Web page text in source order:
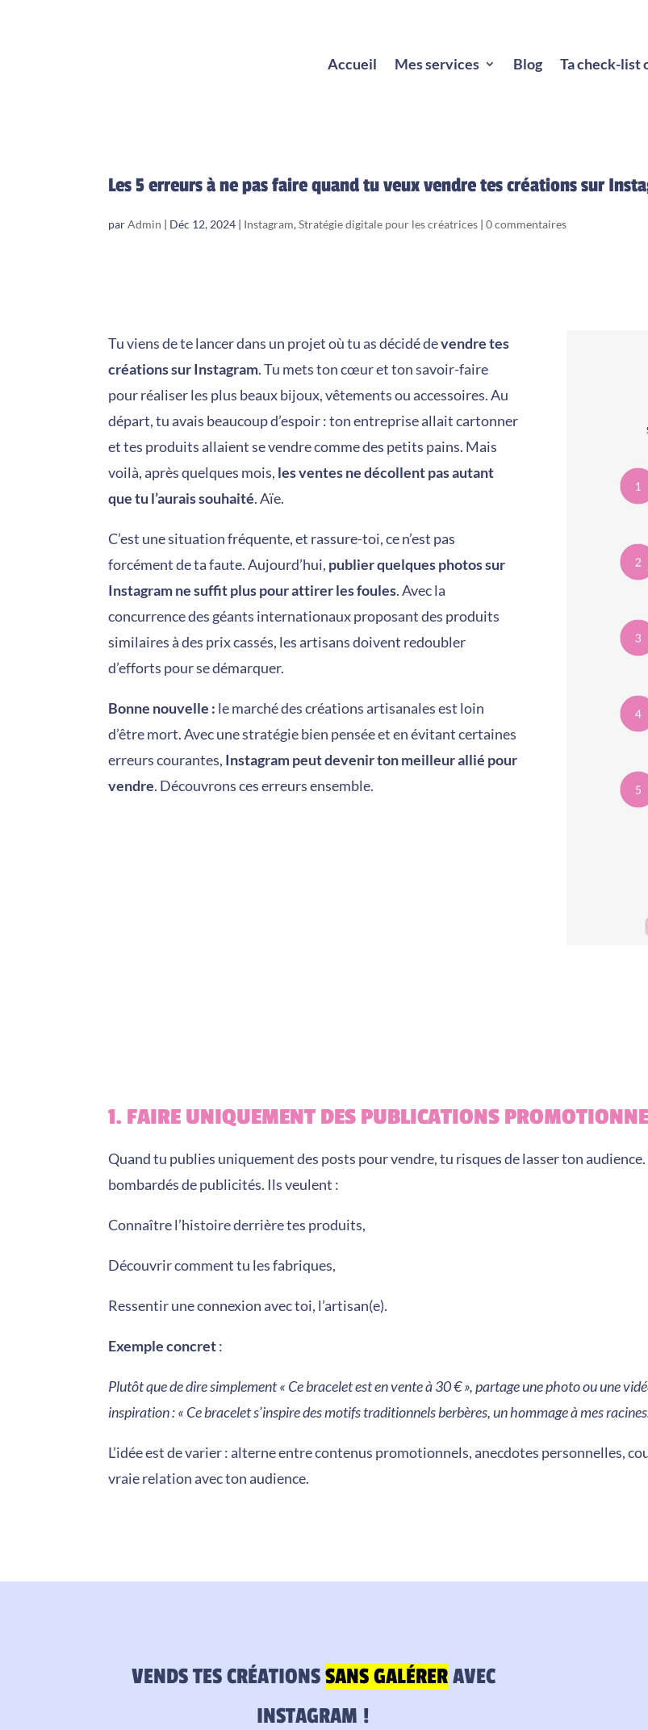
Accueil Mes services Blog Ta check-list
Les 5 erreurs à ne pas faire quand tu veux vendre tes créations sur
parAdmin | Déc 12, 2024 | Instagram,Stratégie digitale pour les créatrices |0 commentaires
Tu viens de te lancer dans un projet où tu as décidé devendre tes
créations sur Instagram. Tu mets ton cœur et ton savoir-faire
pour réaliser les plus beaux bijoux, vêtements ou accessoires. Au
départ, tu avais beaucoup d’espoir : ton entreprise allait cartonner
et tes produits allaient se vendre comme des petits pains. Mais
voilà, après quelques mois, les ventes ne décollent pas autant
que tu l’aurais souhaité. Aïe.
C’est une situation fréquente, et rassure-toi, ce n’est pas
forcément de ta faute. Aujourd’hui, publier quelques photos sur
Instagram ne suffit plus pour attirer les foules. Avec la
concurrence des géants internationaux proposant des produits
similaires à des prix cassés, les artisans doivent redoubler
d’efforts pour se démarquer.
Bonne nouvelle : le marché des créations artisanales est loin
d’être mort. Avec une stratégie bien pensée et en évitant certaines
erreurs courantes, Instagram peut devenir ton meilleur allié pour
vendre. Découvrons ces erreurs ensemble.
1. FAIRE UNIQUEMENT DES PUBLICATIONS
Quand tu publies uniquement des posts pour vendre, tu risques de lasser ton
bombardés de publicités. Ils veulent :
Connaître l’histoire derrière tes produits,
Découvrir comment tu les fabriques,
Ressentir une connexion avec toi, l’artisan(e).
Exemple concret:
Plutôt que de dire simplement « Ce bracelet est en vente à 30 € », partage une photo ou une
inspiration : « Ce bracelet s’inspire des motifs traditionnels berbères, un hommage à mes
L’idée est de varier : alterne entre contenus promotionnels, anecdotes personnelles,
vraie relation avec ton audience.
VENDS TES CRÉATIONSSANS GALÉRERAVEC
INSTAGRAM !